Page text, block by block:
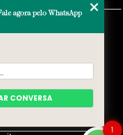
1
agora pelo WhatsApp
CONVERSA